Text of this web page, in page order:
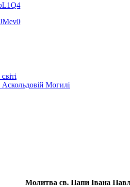
Могилі
Молитва св. Папи Івана